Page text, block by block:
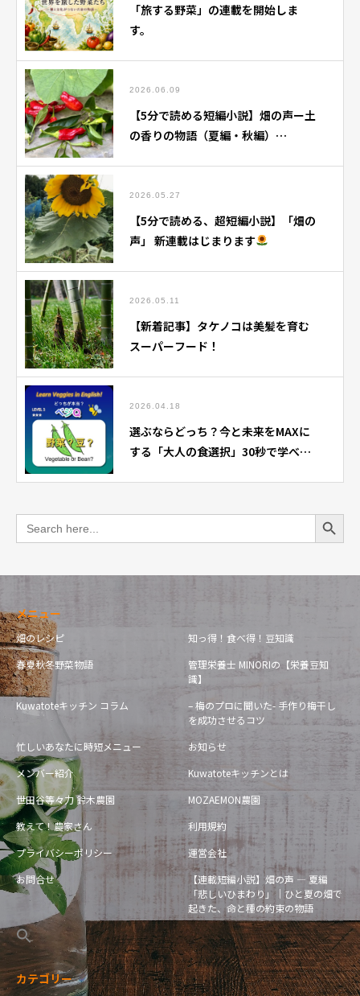
「旅する野菜」の連載を開始しま
す。
2026.06.09
【5分で読める短編小説】畑の声ー土
の香りの物語（夏編・秋編）
2026.05.27
【5分で読める、超短編小説】「畑の
声」 新連載はじまります
2026.05.11
【新着記事】タケノコは美髪を育む
スーパーフード！
2026.04.18
選ぶならどっち？今と未来をMAXに
する「大人の食選択」30秒で学べる
Search
for:
Search Button
メニュー
畑のレシピ
知っ得！食べ得！豆知識
春夏秋冬野菜物語
管理栄養士 MINORIの【栄養豆知
識】
Kuwatoteキッチン コラム
– 梅のプロに聞いた- 手作り梅干し
を成功させるコツ
忙しいあなたに時短メニュー
お知らせ
メンバー紹介
Kuwatoteキッチンとは
世田谷等々力 鈴木農園
MOZAEMON農園
教えて！農家さん
利用規約
プライバシーポリシー
運営会社
お問合せ
【連載短編小説】畑の声 — 夏編
「悲しいひまわり」｜ひと夏の畑で
起きた、命と種の約束の物語
カテゴリー